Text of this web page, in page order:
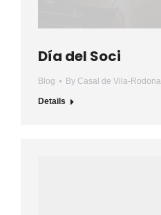
Día del Soci
Blog By Casal de Vila-Rodona
Details